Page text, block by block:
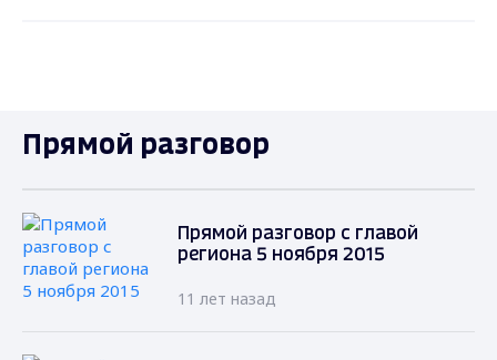
Прямой разговор
Прямой разговор с главой
региона 5 ноября 2015
11 лет назад